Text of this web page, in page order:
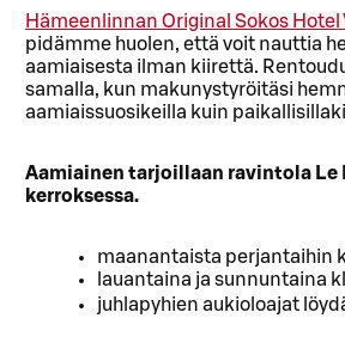
Hämeenlinnan Original Sokos Hotel
pidämme huolen, että voit nauttia
aamiaisesta ilman kiirettä.
samalla, kun makunystyröitäsi
aamiaissuosikeilla kuin
Aamiainen tarjoillaan ravintola Le
kerroksessa.
maanantaista perjantaihin
lauantaina ja sunnuntaina
juhlapyhien aukioloajat